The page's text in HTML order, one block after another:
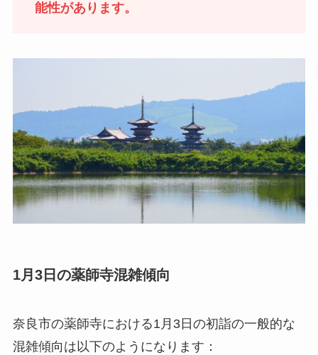
能性があります。
1月3日の薬師寺混雑傾向
奈良市の薬師寺における1月3日の初詣の一般的な
混雑傾向は以下のようになります：